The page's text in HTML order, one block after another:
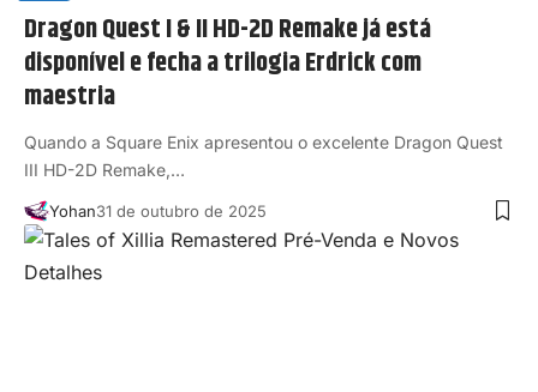
Dragon Quest I & II HD-2D Remake já está
disponível e fecha a trilogia Erdrick com
maestria
Quando a Square Enix apresentou o excelente Dragon Quest
III HD-2D Remake,…
Yohan31 de outubro de 2025